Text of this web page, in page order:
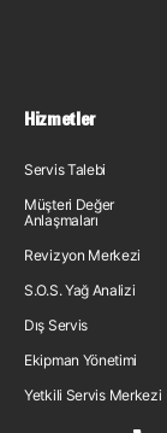
Hizmetler
Servis Talebi
Müşteri Değer
Anlaşmaları
Revizyon Merkezi
S.O.S. Yağ Analizi
Dış Servis
Ekipman Yönetimi
Yetkili Servis Merkezi